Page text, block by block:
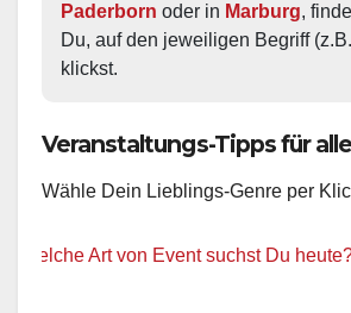
Paderborn oder in Marburg,
Du, auf den jeweiligen Begriff (z.B.
klickst.
Veranstaltungs-Tipps für
Wähle Dein Lieblings-Genre per
Art von Event suchst Du heute? + + +